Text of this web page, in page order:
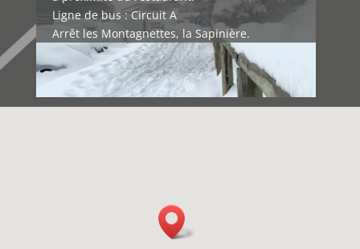
Ligne de bus : Circuit A
Arrêt les Montagnettes, la Sapinière.